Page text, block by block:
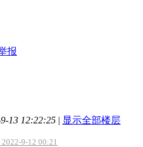
报
13 12:22:25 | 显示全部楼层
9-12 00:21